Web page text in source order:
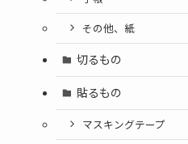
その他、紙
切るもの
貼るもの
マスキングテープ